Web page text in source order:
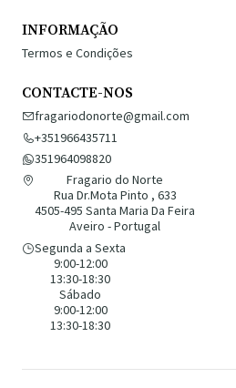
INFORMAÇÃO
Termos e Condições
CONTACTE-NOS
fragariodonorte@gmail.com
+351966435711
351964098820
Fragario do Norte
Rua Dr.Mota Pinto , 633
4505-495 Santa Maria Da Feira
Aveiro - Portugal
Segunda a Sexta
9:00-12:00
13:30-18:30
Sábado
9:00-12:00
13:30-18:30